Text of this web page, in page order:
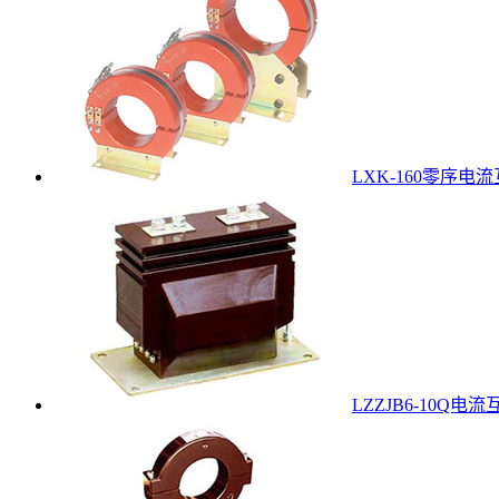
LXK-160零序电流
LZZJB6-10Q电流